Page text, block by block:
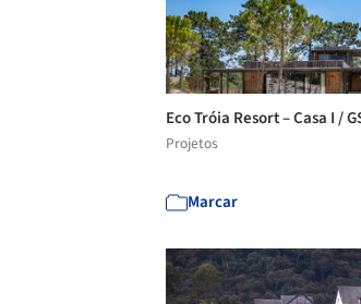
Eco Tróia Resort – Casa I /
Projetos
Marcar